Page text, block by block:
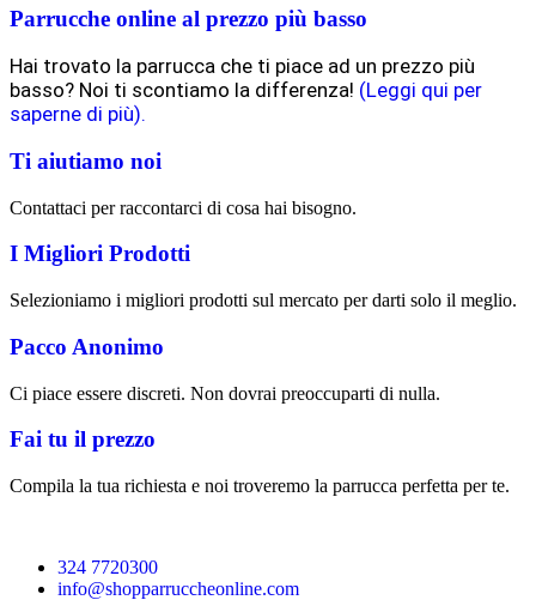
Parrucche online al prezzo più basso
Hai trovato la parrucca che ti piace ad un prezzo più
basso? Noi ti scontiamo la differenza! (Leggi qui per
saperne di più).
Ti aiutiamo noi
Contattaci per raccontarci di cosa hai bisogno.
I Migliori Prodotti
Selezioniamo i migliori prodotti sul mercato per darti solo il meglio.
Pacco Anonimo
Ci piace essere discreti. Non dovrai preoccuparti di nulla.
Fai tu il prezzo
Compila la tua richiesta e noi troveremo la parrucca perfetta per te.
324 7720300
info@shopparruccheonline.com